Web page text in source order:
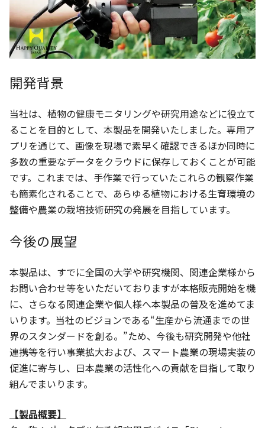
開発背景
当社は、植物の健康モニタリングや研究用途などに役立て
ることを目的として、本製品を開発いたしました。専用ア
プリを通じて、画像を現場で素早く確認できるほか同時に
多数の重要なデータをクラウドに保存しておくことが可能
です。これまでは、手作業で行っていたこれらの観察作業
も簡素化されることで、あらゆる植物における生育環境の
整備や農業の栽培技術研究の発展を目指しています。
今後の展望
本製品は、すでに全国の大学や研究機関、関連企業様から
お問い合わせ等をいただいておりますが本格販売開始を機
に、さらなる関連企業や個人様へ本製品の普及を進めてま
いります。当社のビジョンである“生産から流通までの世
界のスタンダードを創る。”ため、今後も研究開発や他社
連携等を行い事業拡大および、スマート農業の現場実装の
促進に寄与し、日本農業の活性化への貢献を目指して取り
組んでまいります。
【製品概要】